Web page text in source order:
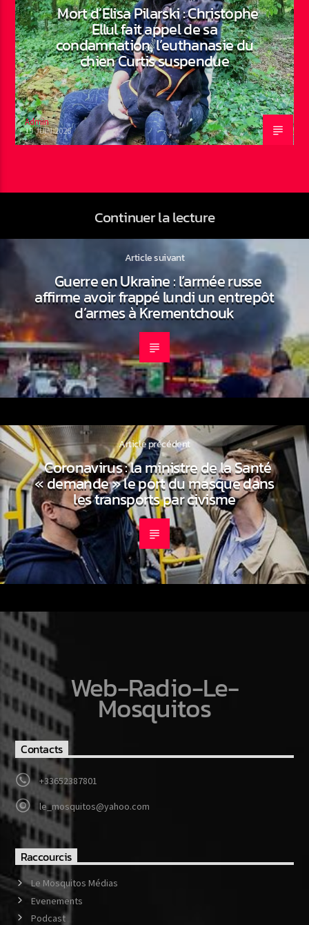
Mort d’Elisa Pilarski : Christophe
Ellul fait appel de sa
condamnation, l’euthanasie du
chien Curtis suspendue
Admin
19 JUIN 2026
Continuer la lecture
Article suivant
Guerre en Ukraine : l’armée russe
affirme avoir frappé lundi un entrepôt
d’armes à Krementchouk
Article précédent
Coronavirus : la ministre de la Santé
« demande » le port du masque dans
les transports par civisme
Web-Radio-Le-
Mosquitos
Contacts
+33652387801
le_mosquitos@yahoo.com
Raccourcis
Le Mosquitos Médias
Evenements
Podcast